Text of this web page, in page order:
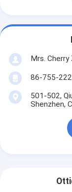
Mrs. Cherry
86-755-
501-502,
Shenzhen,